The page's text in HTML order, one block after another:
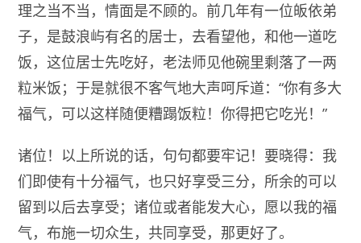
理之当不当，情面是不顾的。前几年有一位皈依弟
子，是鼓浪屿有名的居士，去看望他，和他一道吃
饭，这位居士先吃好，老法师见他碗里剩落了一两
粒米饭；于是就很不客气地大声呵斥道：“你有多大
福气，可以这样随便糟蹋饭粒！你得把它吃光！”
诸位！以上所说的话，句句都要牢记！要晓得：我
们即使有十分福气，也只好享受三分，所余的可以
留到以后去享受；诸位或者能发大心，愿以我的福
气，布施一切众生，共同享受，那更好了。